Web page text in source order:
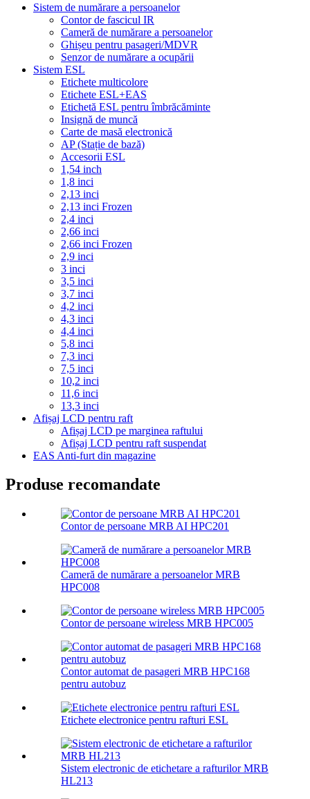
Sistem de numărare a persoanelor
Contor de fascicul IR
Cameră de numărare a persoanelor
Ghișeu pentru pasageri/MDVR
Senzor de numărare a ocupării
Sistem ESL
Etichete multicolore
Etichete ESL+EAS
Etichetă ESL pentru îmbrăcăminte
Insignă de muncă
Carte de masă electronică
AP (Stație de bază)
Accesorii ESL
1,54 inch
1,8 inci
2,13 inci
2,13 inci Frozen
2,4 inci
2,66 inci
2,66 inci Frozen
2,9 inci
3 inci
3,5 inci
3,7 inci
4,2 inci
4,3 inci
4,4 inci
5,8 inci
7,3 inci
7,5 inci
10,2 inci
11,6 inci
13,3 inci
Afișaj LCD pentru raft
Afișaj LCD pe marginea raftului
Afișaj LCD pentru raft suspendat
EAS Anti-furt din magazine
Produse recomandate
Contor de persoane MRB AI HPC201
Cameră de numărare a persoanelor MRB
HPC008
Contor de persoane wireless MRB HPC005
Contor automat de pasageri MRB HPC168
pentru autobuz
Etichete electronice pentru rafturi ESL
Sistem electronic de etichetare a rafturilor MRB
HL213